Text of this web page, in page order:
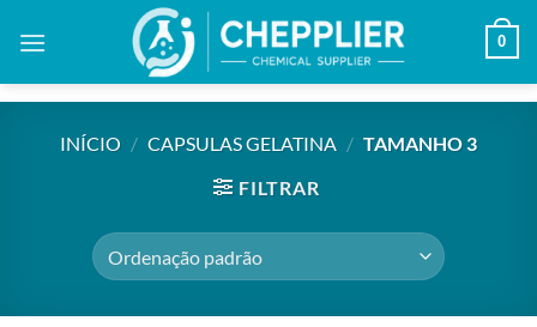
0
INÍCIO / CAPSULAS GELATINA / TAMANHO 3
FILTRAR